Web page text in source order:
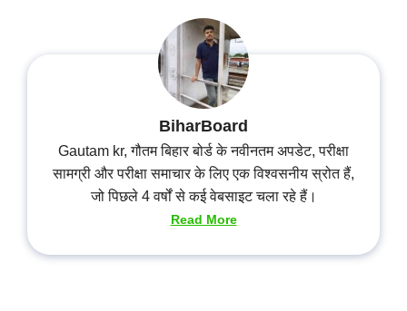
BiharBoard
Gautam kr, गौतम बिहार बोर्ड के नवीनतम अपडेट, परीक्षा
सामग्री और परीक्षा समाचार के लिए एक विश्वसनीय स्रोत हैं,
जो पिछले 4 वर्षों से कई वेबसाइट चला रहे हैं।
Read More